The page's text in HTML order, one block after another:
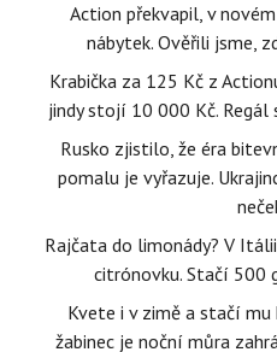
Action překvapil, v
nábytek. Ověřili jsme,
Krabička za 125 Kč z
jindy stojí 10 000 Kč. Regál
Rusko zjistilo, že éra
pomalu je vyřazuje.
Rajčata do limonády? V
citrónovku. Stačí 500
Kvete i v zimě a stačí mu
žabinec je noční můra